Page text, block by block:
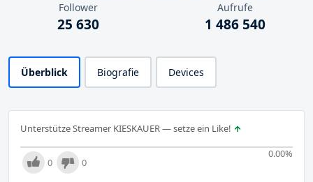
Follower
25 630
Aufrufe
1 486 540
Überblick Biografie Devices
Unterstütze Streamer KIESKAUER — setze ein Like!
0.00%
0 0